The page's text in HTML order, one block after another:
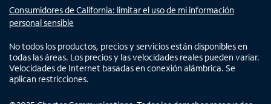
Consumidores de California: limitar el uso de mi información
personal sensible
No todos los productos, precios y servicios están disponibles en
todas las áreas. Los precios y las velocidades reales pueden variar.
Velocidades de Internet basadas en conexión alámbrica. Se
aplican restricciones.